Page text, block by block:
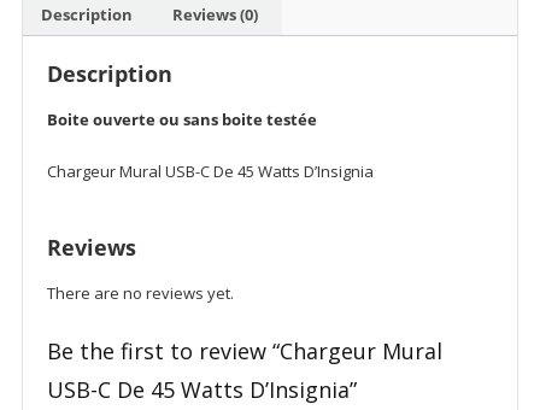
Description Reviews (0)
Description
Boite ouverte ou sans boite testée
Chargeur Mural USB-C De 45 Watts D’Insignia
Reviews
There are no reviews yet.
Be the first to review “Chargeur Mural
USB-C De 45 Watts D’Insignia”